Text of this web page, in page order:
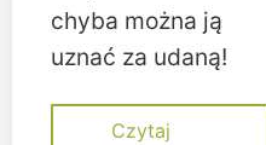
chyba można ją
uznać za udaną!
Czytaj